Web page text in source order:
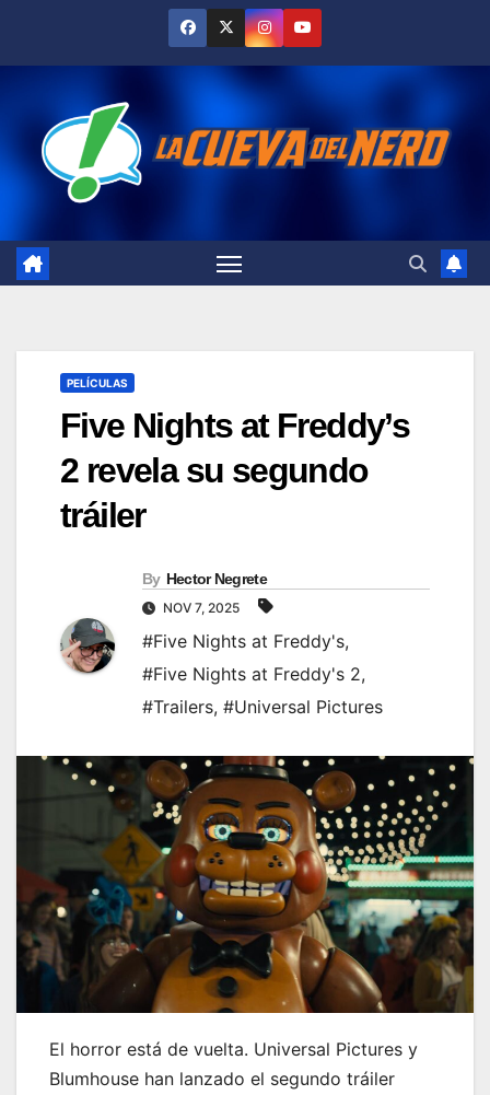
PELÍCULAS
Five Nights at Freddy’s
2 revela su segundo
tráiler
By Hector Negrete
NOV 7, 2025
#Five Nights at Freddy's,
#Five Nights at Freddy's 2,
#Trailers, #Universal Pictures
El horror está de vuelta. Universal Pictures y
Blumhouse han lanzado el segundo tráiler